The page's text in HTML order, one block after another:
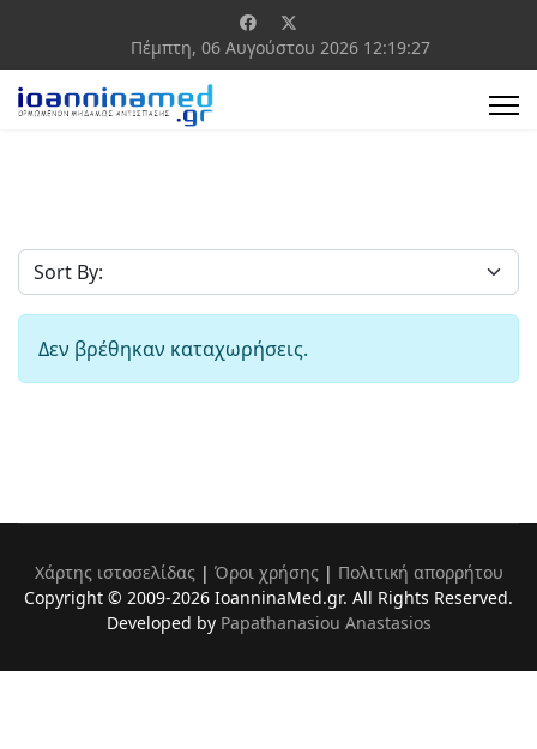
Πέμπτη, 06 Αυγούστου 2026 12:19:27
Δεν βρέθηκαν καταχωρήσεις.
Χάρτης ιστοσελίδας| Όροι χρήσης| Πολιτική απορρήτου
Copyright © 2009-2026 IoanninaMed.gr. All Rights Reserved.
Developed by Papathanasiou Anastasios